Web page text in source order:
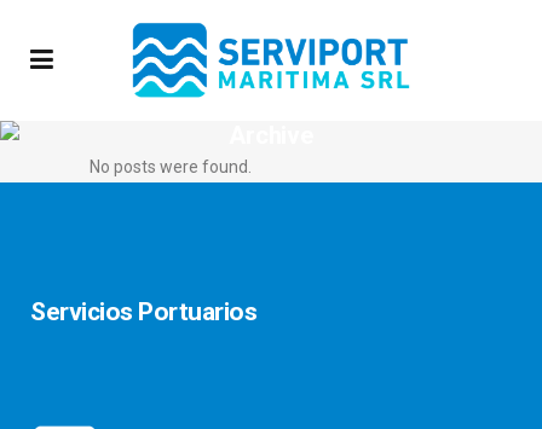
No posts were found.
Servicios Portuarios